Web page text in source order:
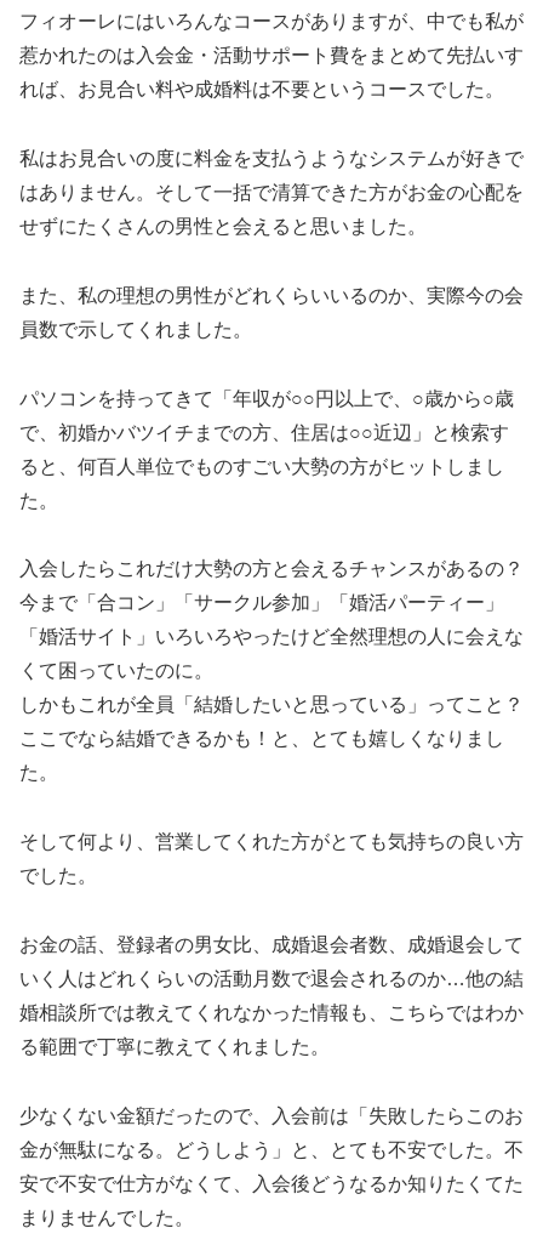
フィオーレにはいろんなコースがありますが、中でも私が
惹かれたのは入会金・活動サポート費をまとめて先払いす
れば、お見合い料や成婚料は不要というコースでした。
私はお見合いの度に料金を支払うようなシステムが好きで
はありません。そして一括で清算できた方がお金の心配を
せずにたくさんの男性と会えると思いました。
また、私の理想の男性がどれくらいいるのか、実際今の会
員数で示してくれました。
パソコンを持ってきて「年収が○○円以上で、○歳から○歳
で、初婚かバツイチまでの方、住居は○○近辺」と検索す
ると、何百人単位でものすごい大勢の方がヒットしまし
た。
入会したらこれだけ大勢の方と会えるチャンスがあるの？
今まで「合コン」「サークル参加」「婚活パーティー」
「婚活サイト」いろいろやったけど全然理想の人に会えな
くて困っていたのに。
しかもこれが全員「結婚したいと思っている」ってこと？
ここでなら結婚できるかも！と、とても嬉しくなりまし
た。
そして何より、営業してくれた方がとても気持ちの良い方
でした。
お金の話、登録者の男女比、成婚退会者数、成婚退会して
いく人はどれくらいの活動月数で退会されるのか…他の結
婚相談所では教えてくれなかった情報も、こちらではわか
る範囲で丁寧に教えてくれました。
少なくない金額だったので、入会前は「失敗したらこのお
金が無駄になる。どうしよう」と、とても不安でした。不
安で不安で仕方がなくて、入会後どうなるか知りたくてた
まりませんでした。